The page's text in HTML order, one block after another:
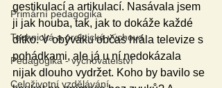
Primární pedagogika
Technická a praktická výchova
Pedagogika - vychovatelství
Celoživotní vzdělávání
gestikulací a artikulací. Nasávala jsem
ji jak houba, tak, jak to dokáže každé
dítko. V obýváku občas hrála televize s
pohádkami, ale já u ní nedokázala
nijak dlouho vydržet. Koho by bavilo se